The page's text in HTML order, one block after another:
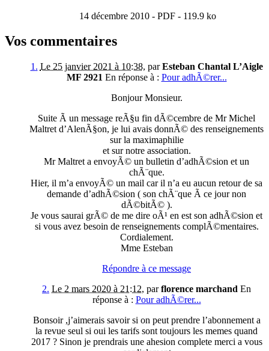
14 décembre 2010 - PDF - 119.9 ko
Vos commentaires
1 . Le 25 janvier 2021 à 10:38, parEsteban Chantal L’Aigle
MF 2921 En réponse à : Pour adhÃ©rer...
Bonjour Monsieur.
Suite Ã un message reÃ§u fin dÃ©cembre de Mr Michel
Maltret d’AlenÃ§on, je lui avais donnÃ© des renseignements
sur la maximaphilie
et sur notre association.
Mr Maltret a envoyÃ© un bulletin d’adhÃ©sion et un
chÃ¨que.
Hier, il m’a envoyÃ© un mail car il n’a eu aucun retour de sa
demande d’adhÃ©sion ( son chÃ¨que Ã ce jour non
dÃ©bitÃ© ).
Je vous saurai grÃ© de me dire oÃ¹ en est son adhÃ©sion et
si vous avez besoin de renseignements complÃ©mentaires.
Cordialement.
Mme Esteban
Répondre à ce message
2. Le 2 mars 2020 à 21:12, parflorence marchand En
réponse à : Pour adhÃ©rer...
Bonsoir ,j’aimerais savoir si on peut prendre l’abonnement a
la revue seul si oui les tarifs sont toujours les memes quand
2017 ? Sinon je prendrais une ahesion complete merci a vous